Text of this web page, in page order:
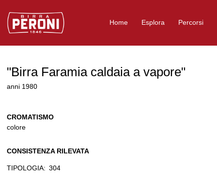
Logo Birra Peroni
Home Esplora Percorsi
"Birra Faramia caldaia a vapore"
anni 1980
CROMATISMO
colore
CONSISTENZA RILEVATA
TIPOLOGIA: 304